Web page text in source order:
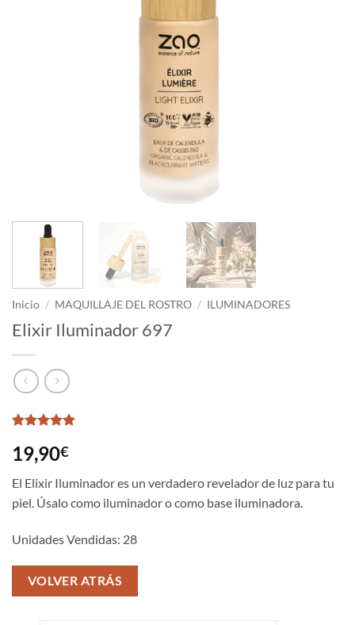
Inicio / MAQUILLAJE DEL ROSTRO / ILUMINADORES
Elixir Iluminador 697
con 5de 5
en base a
valoración
de un
cliente
19,90€
El Elixir Iluminador es un verdadero revelador de luz para tu
piel. Úsalo como iluminador o como base iluminadora.
Unidades Vendidas: 28
VOLVER ATRÁS